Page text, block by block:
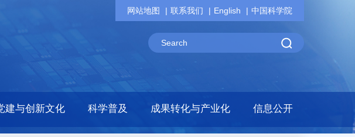
网站地图 联系我们 English 中国科学院
建与创新文化 科学普及 成果转化与产业化 信息公开